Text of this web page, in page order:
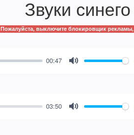
Звуки
Пожалуйста, выключите блокировщик рекламы,
00:47
03:50